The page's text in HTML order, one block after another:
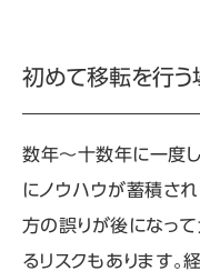
初めて移転を行う
数年〜十数年に一度
にノウハウが蓄積さ
方の誤りが後になっ
るリスクもあります。